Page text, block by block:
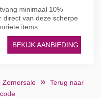
minimaal 10%
direct van deze scherpe
items
BEKIJK AANBIEDING
Zomersale
Terug naar